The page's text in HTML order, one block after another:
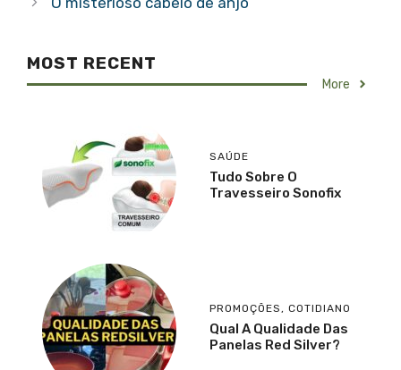
MOST RECENT
More
SAÚDE
Tudo Sobre O
Travesseiro Sonofix
PROMOÇÕES, COTIDIANO
Qual A Qualidade Das
Panelas Red Silver?